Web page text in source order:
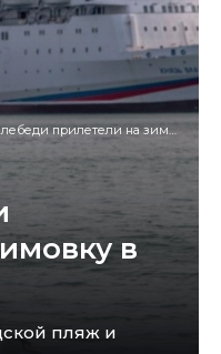
прилетели на зимовку в Новороссийск
в
пляж и